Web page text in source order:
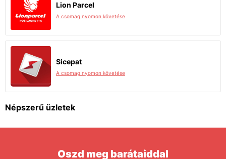
Lion Parcel
A csomag nyomon követése
Sicepat
A csomag nyomon követése
Népszerű üzletek
Oszd meg barátaiddal